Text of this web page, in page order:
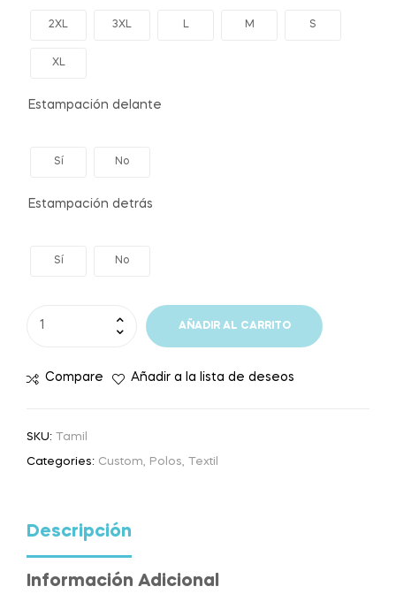
2XL 3XL L M S
XL
Estampación delante
Sí No
Estampación detrás
Sí No
AÑADIR AL CARRITO
Compare Añadir a la lista de deseos
SKU: Tamil
Categories: Custom Polos Textil
Descripción
Información Adicional